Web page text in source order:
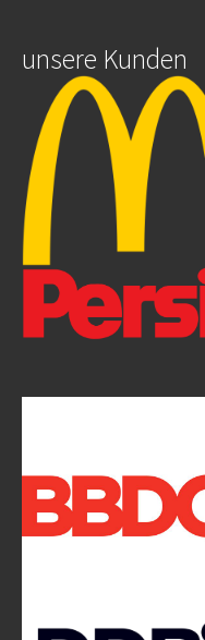
Show larger version
Show larger version
Show larger version
unsere Kunden